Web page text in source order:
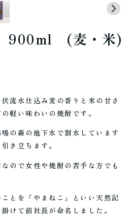
900ml (麦・米)
流水仕込み麦の香りと米の甘さ
軽い味わいの焼酎です。
の森の地下水で割水しています
き立ちます。
ので女性や焼酎の苦手な方でも
とを「やまねこ」といい天然記
けて前社長が命名しました。